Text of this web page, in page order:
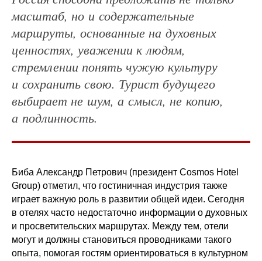
масштаб, но и содержательные
маршруты, основанные на духовных
ценностях, уважении к людям,
стремлении понять чужую культуру
и сохранить свою. Турист будущего
выбирает не шум, а смысл, не копию,
а подлинность.
Биба Александр Петрович (президент Cosmos Hotel
Group) отметил, что гостиничная индустрия также
играет важную роль в развитии общей идеи. Сегодня
в отелях часто недостаточно информации о духовных
и просветительских маршрутах. Между тем, отели
могут и должны становиться проводниками такого
опыта, помогая гостям ориентироваться в культурном